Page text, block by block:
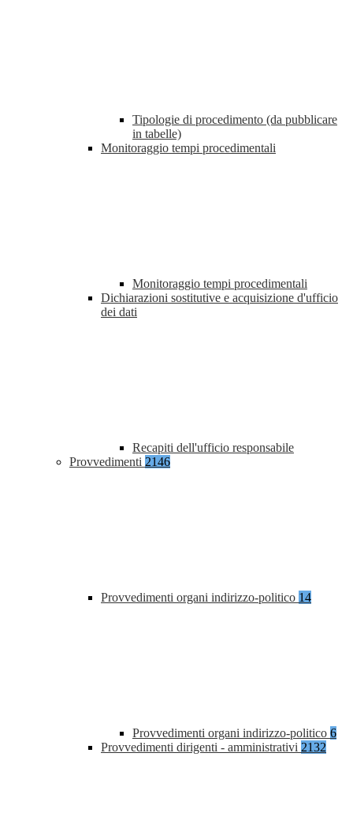
Tipologie di procedimento (da pubblicare
in tabelle)
Monitoraggio tempi procedimentali
Monitoraggio tempi procedimentali
Dichiarazioni sostitutive e acquisizione d'ufficio
dei dati
Recapiti dell'ufficio responsabile
Provvedimenti 2146
Provvedimenti organi indirizzo-politico 14
Provvedimenti organi indirizzo-politico 6
Provvedimenti dirigenti - amministrativi 2132